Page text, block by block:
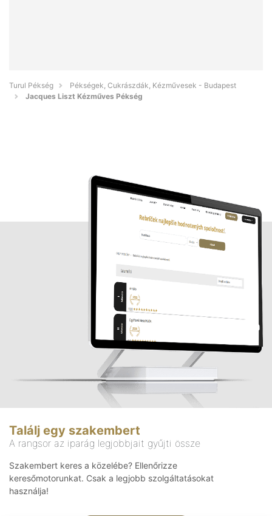
Turul Pékség
Pékségek, Cukrászdák, Kézművesek - Budapest
Jacques Liszt Kézműves Pékség
Találj egy szakembert
A rangsor az iparág legjobbjait gyűjti össze
Szakembert keres a közelébe? Ellenőrizze
keresőmotorunkat. Csak a legjobb szolgáltatásokat
használja!